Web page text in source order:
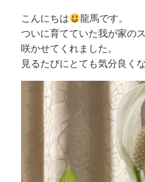
こんにちは
龍馬です。
ついに育てていた我が家の
咲かせてくれました。
見るたびにとても気分良く